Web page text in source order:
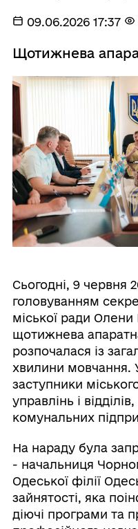
09.06.2026 17:37
Щотижнева
Сьогодні, 9 червня
головуванням
міської ради
щотижнева
розпочалася із
хвилини мовчання.
заступники
управлінь і
комунальних
На нараду була
- начальниця
Одеської філії
зайнятості, яка
діючі програми та